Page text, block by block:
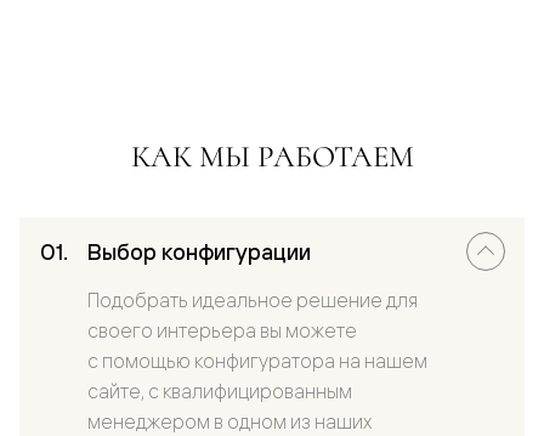
КАК МЫ РАБОТАЕМ
Выбор конфигурации
Подобрать идеальное решение для
своего интерьера вы можете
с помощью конфигуратора на нашем
сайте, с квалифицированным
менеджером в одном из наших